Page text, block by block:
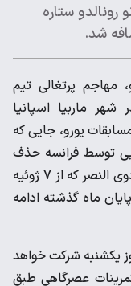
رونالدو ستاره
شد.
مهاجم پرتغالی تیم
ماربیا اسپانیا
یورو، جایی که
توسط فرانسه حذف
شد، به دلیل داشتن تعطیلات بیشتر، از اردوی النصر که از 7 ژوئیه
ماه گذشته ادامه
یکشنبه شرکت خواهد
عصرگاهی طبق